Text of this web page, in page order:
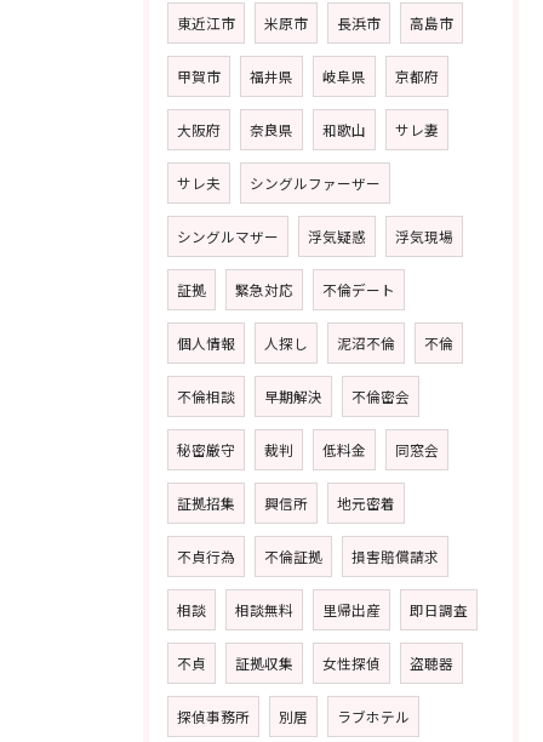
東近江市 米原市 長浜市 高島市
甲賀市 福井県 岐阜県 京都府
大阪府 奈良県 和歌山 サレ妻
サレ夫 シングルファーザー
シングルマザー 浮気疑惑 浮気現場
証拠 緊急対応 不倫デート
個人情報 人探し 泥沼不倫 不倫
不倫相談 早期解決 不倫密会
秘密厳守 裁判 低料金 同窓会
証拠招集 興信所 地元密着
不貞行為 不倫証拠 損害賠償請求
相談 相談無料 里帰出産 即日調査
不貞 証拠収集 女性探偵 盗聴器
探偵事務所 別居 ラブホテル